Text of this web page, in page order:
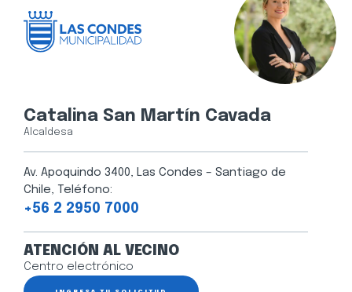
Catalina San Martín Cavada
Alcaldesa
Av. Apoquindo 3400, Las Condes – Santiago de
Chile, Teléfono:
+56 2 2950 7000
ATENCIÓN AL VECINO
Centro electrónico